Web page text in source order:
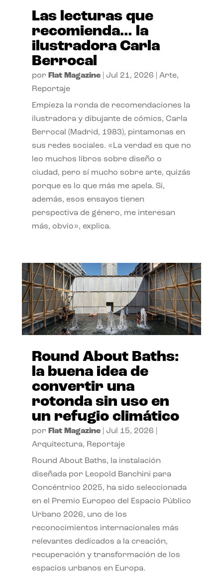
Las lecturas que
recomienda… la
ilustradora Carla
Berrocal
por Flat Magazine| Jul 21, 2026 Arte,
Reportaje
Empieza la ronda de recomendaciones la
ilustradora y dibujante de cómics, Carla
Berrocal (Madrid, 1983), pintamonas en
sus redes sociales. «La verdad es que no
leo muchos libros sobre diseño o
ciudad, pero sí mucho sobre arte, quizás
porque es lo que más me apela. Si,
además, esos ensayos tienen
perspectiva de género, me interesan
más, obvio», explica.
Round About Baths:
la buena idea de
convertir una
rotonda sin uso en
un refugio climático
por Flat Magazine| Jul 15, 2026
Arquitectura, Reportaje
Round About Baths, la instalación
diseñada por Leopold Banchini para
Concéntrico 2025, ha sido seleccionada
en el Premio Europeo del Espacio Público
Urbano 2026, uno de los
reconocimientos internacionales más
relevantes dedicados a la creación,
recuperación y transformación de los
espacios urbanos en Europa.